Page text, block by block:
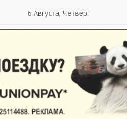
6 Августа, Четверг